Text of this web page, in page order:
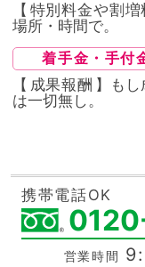
【 特別料金や割増
場所・時間で。
着手金・手付
【 成果報酬 】も
は一切無し。
携帯電話OK
営業時間